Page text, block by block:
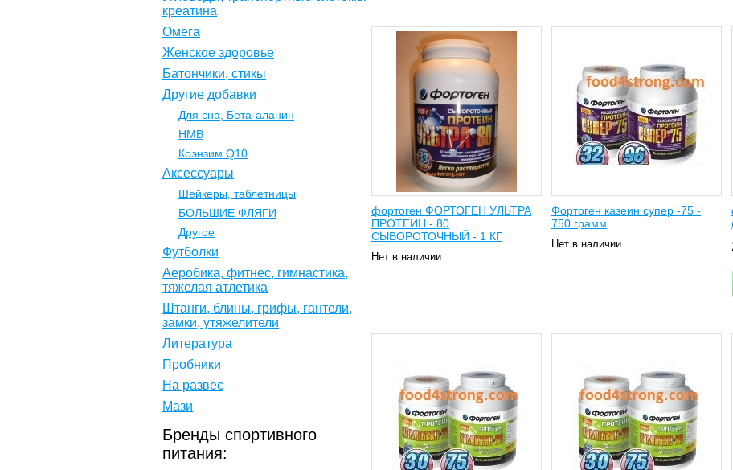
фортоген ФОРТОГЕН УЛЬТРА
ПРОТЕИН - 80
СЫВОРОТОЧНЫЙ - 1 КГ
Нет в наличии
Фортоген казеин супер -75 -
750 грамм
Нет в наличии
креатина
Омега
Женское здоровье
Батончики, стикы
Другие добавки
Для сна, Бета-аланин
НМВ
Коэнзим Q10
Аксессуары
Шейкеры, таблетницы
БОЛЬШИЕ ФЛЯГИ
Другое
Футболки
Аеробика, фитнес, гимнастика,
тяжелая атлетика
Штанги, блины, грифы, гантели,
замки, утяжелители
Литература
Пробники
На развес
Мази
Бренды спортивного
питания: